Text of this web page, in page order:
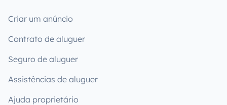
Criar um anúncio
Contrato de aluguer
Seguro de aluguer
Assistências de aluguer
Ajuda proprietário